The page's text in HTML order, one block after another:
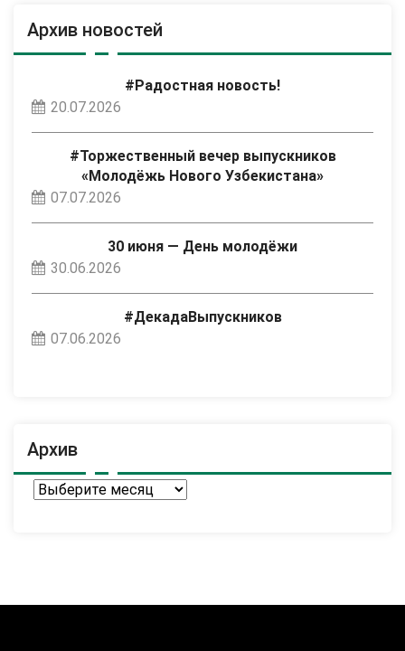
Архив новостей
#Радостная новость!
20.07.2026
#Торжественный вечер выпускников
«Молодёжь Нового Узбекистана»
07.07.2026
30 июня — День молодёжи
30.06.2026
#ДекадаВыпускников
07.06.2026
Архив
Архив